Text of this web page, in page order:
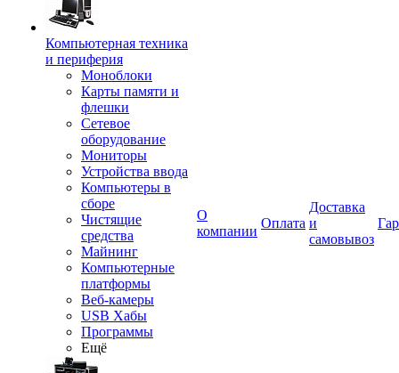
Компьютерная техника
и периферия
Моноблоки
Карты памяти и
флешки
Сетевое
оборудование
Мониторы
Устройства ввода
Компьютеры в
сборе
Чистящие
средства
Майнинг
Компьютерные
платформы
Веб-камеры
USB Хабы
Программы
Ещё
О
компании
Оплата
Доставка
и
самовывоз